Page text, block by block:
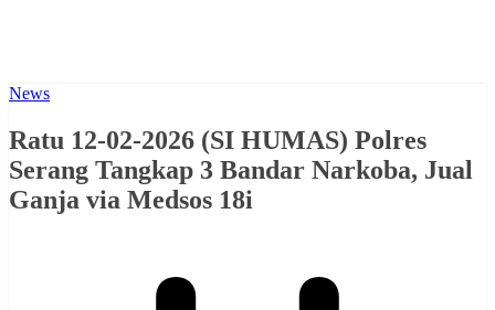
News
Ratu 12-02-2026 (SI HUMAS) Polres
Serang Tangkap 3 Bandar Narkoba, Jual
Ganja via Medsos 18i